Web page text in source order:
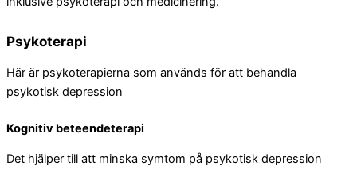
Psykoterapi
Här är psykoterapierna som används för att behandla
psykotisk depression
Kognitiv beteendeterapi
Det hjälper till att minska symtom på psykotisk depression